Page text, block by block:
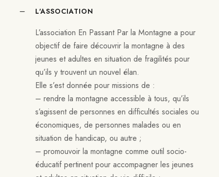
L'ASSOCIATION
L’association En Passant Par la Montagne a pour
objectif de faire découvrir la montagne à des
jeunes et adultes en situation de fragilités pour
qu’ils y trouvent un nouvel élan.
Elle s’est donnée pour missions de :
– rendre la montagne accessible à tous, qu’ils
s’agissent de personnes en difficultés sociales ou
économiques, de personnes malades ou en
situation de handicap, ou autre ;
– promouvoir la montagne comme outil socio-
éducatif pertinent pour accompagner les jeunes